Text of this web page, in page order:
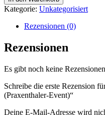
(Praxenthaler-
Event)
Menge
Kategorie: Unkategorisiert
Rezensionen (0)
Rezensionen
Es gibt noch keine
Schreibe die erste Rezension
(Praxenthaler-Event)“
Deine E-Mail-Adresse wird